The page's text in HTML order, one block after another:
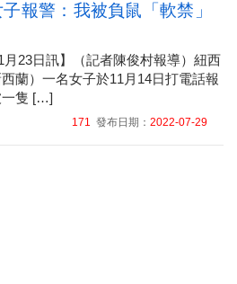
報警：我被負鼠「軟禁」
月23日訊】（記者陳俊村報導）紐西
蘭）一名女子於11月14日打電話報
一隻 […]
171 發布日期： 2022-07-29